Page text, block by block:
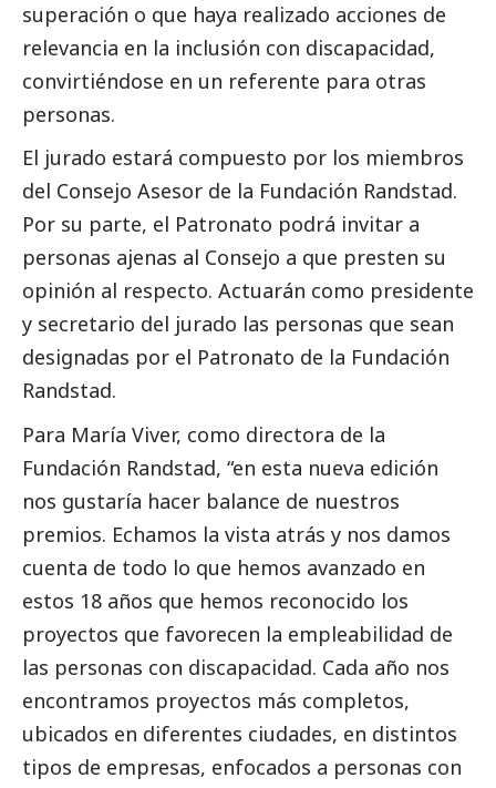
superación o que haya realizado acciones de
relevancia en la inclusión con discapacidad,
convirtiéndose en un referente para otras
personas.
El jurado estará compuesto por los miembros
del Consejo Asesor de la Fundación Randstad.
Por su parte, el Patronato podrá invitar a
personas ajenas al Consejo a que presten su
opinión al respecto. Actuarán como presidente
y secretario del jurado las personas que sean
designadas por el Patronato de la Fundación
Randstad.
Para María Viver, como directora de la
Fundación Randstad, “en esta nueva edición
nos gustaría hacer balance de nuestros
premios. Echamos la vista atrás y nos damos
cuenta de todo lo que hemos avanzado en
estos 18 años que hemos reconocido los
proyectos que favorecen la empleabilidad de
las personas con discapacidad. Cada año nos
encontramos proyectos más completos,
ubicados en diferentes ciudades, en distintos
tipos de empresas, enfocados a personas con